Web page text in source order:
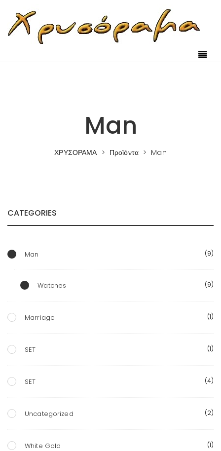
Man
ΧΡΥΣΟΡΑΜΑ > Προϊόντα > Man
CATEGORIES
Man (9)
Watches (9)
Marriage (1)
SET (1)
SET (4)
Uncategorized (2)
White Gold (1)